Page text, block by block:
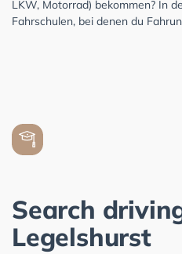
LKW, Motorrad) bekommen? In
Fahrschulen, bei denen du
Search
Legelshurst